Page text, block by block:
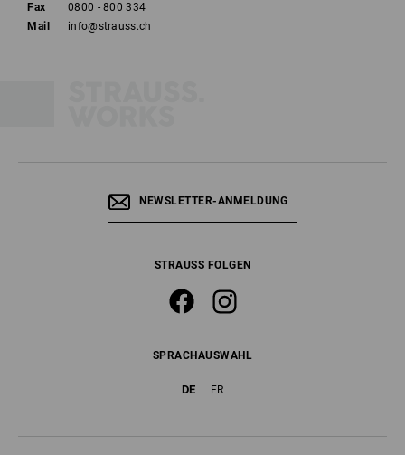
Fax
0800 - 800 334
Mail
info@strauss.ch
NEWSLETTER-ANMELDUNG
STRAUSS FOLGEN
SPRACHAUSWAHL
DE FR